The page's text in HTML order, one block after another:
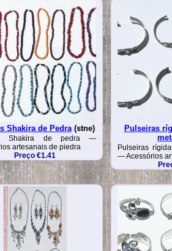
Shakira de Pedra(stne)
Shakira de pedra —
artesanais de piedra
Preço €1.41
Pulseiras
Pulseiras
— Acessórios